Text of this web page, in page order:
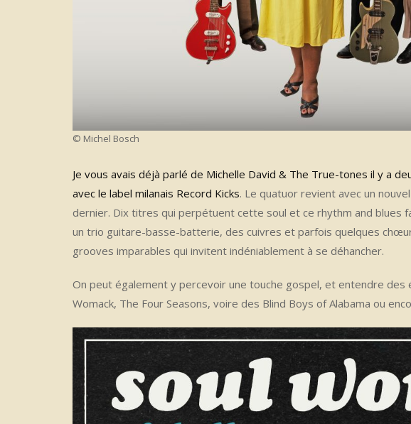
© Michel Bosch
Je vous avais déjà parlé de Michelle David & The True-tones il y a
avec le label milanais Record Kicks. Le quatuor revient avec un
dernier. Dix titres qui perpétuent cette soul et ce rhythm and blues
un trio guitare-basse-batterie, des cuivres et parfois quelques
grooves imparables qui invitent indéniablement à se déhancher.
On peut également y percevoir une touche gospel, et entendre des
Womack, The Four Seasons, voire des Blind Boys of Alabama ou